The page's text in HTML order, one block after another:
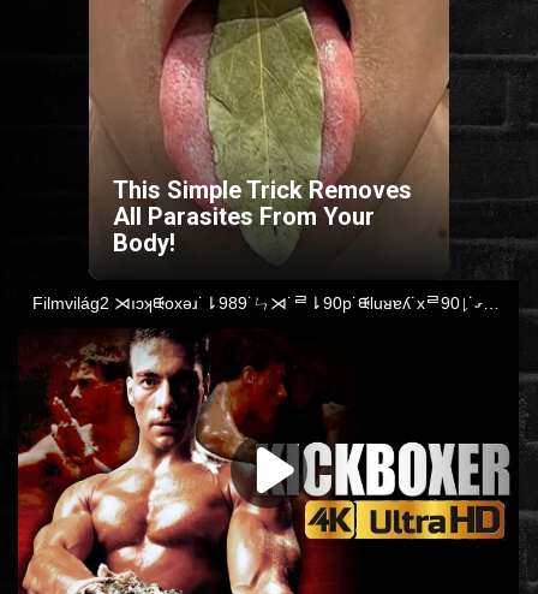
FANTASY
THRILLER
KRIMI
DRÁMA
This Simple Trick Removes
All Parasites From Your
Body!